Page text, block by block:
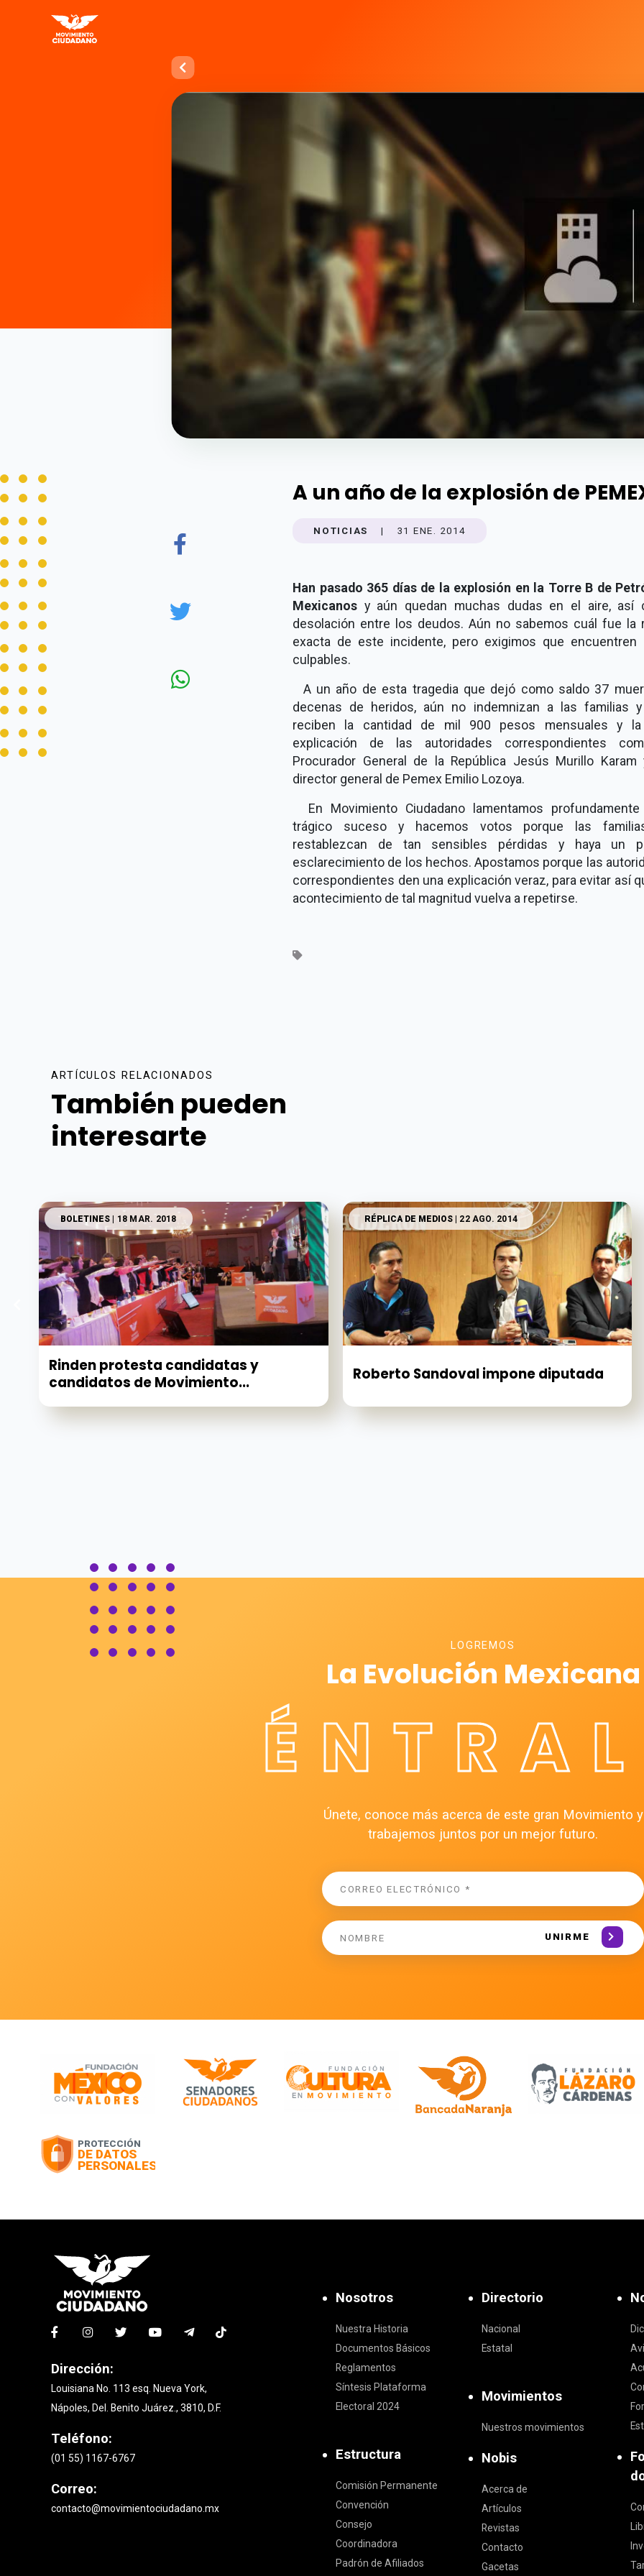
A un año de la explosión de
NOTICIAS | 31 ENE. 2014
Han pasado 365 días de la explosión en la Torre B de
Mexicanos y aún quedan muchas dudas en el aire, así
desolación entre los deudos. Aún no sabemos cuál fue la
exacta de este incidente, pero exigimos que encuentren
culpables.
A un año de esta tragedia que dejó como saldo 37
decenas de heridos, aún no indemnizan a las familias
reciben la cantidad de mil 900 pesos mensuales y la
explicación de las autoridades correspondientes
Procurador General de la República Jesús Murillo Karam
director general de Pemex Emilio Lozoya.
En Movimiento Ciudadano lamentamos
trágico suceso y hacemos votos porque las
restablezcan de tan sensibles pérdidas y haya un
esclarecimiento de los hechos. Apostamos porque las
correspondientes den una explicación veraz, para evitar así
acontecimiento de tal magnitud vuelva a repetirse.
ARTÍCULOS RELACIONADOS
También pueden
interesarte
BOLETINES | 18 MAR. 2018
Rinden protesta candidatas y
candidatos de Movimiento...
RÉPLICA DE MEDIOS| 22 AGO. 2014
Roberto Sandoval impone diputada
LOGREMOS
La Evolución Mexicana
Únete, conoce más acerca de este gran Movimiento y
trabajemos juntos por un mejor futuro.
UNIRME
Dirección:
Louisiana No. 113 esq. Nueva York,
Nápoles, Del. Benito Juárez., 3810, D.F.
Teléfono:
(01 55) 1167-6767
Correo:
contacto@movimientociudadano.mx
Nosotros
Nuestra Historia
Documentos Básicos
Reglamentos
Síntesis Plataforma
Electoral 2024
Estructura
Comisión Permanente
Convención
Consejo
Coordinadora
Padrón de Afiliados
Directorio
Nacional
Estatal
Movimientos
Nuestros movimientos
Nobis
Acerca de
Artículos
Revistas
Contacto
Gacetas